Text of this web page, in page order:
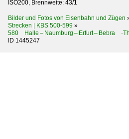
ISO200, Brennweite: 43/1
Bilder und Fotos von Eisenbahn und Zügen
Strecken | KBS 500-599 »
580 Halle – Naumburg – Erfurt – Bebra
ID 1445247